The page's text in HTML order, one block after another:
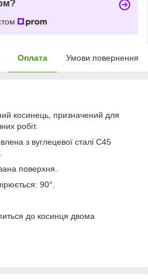
Оплата Умови повернення
косинець, призначений для
робіт.
з вуглецевої сталі C45
поверхня.
90°.
до косинця двома